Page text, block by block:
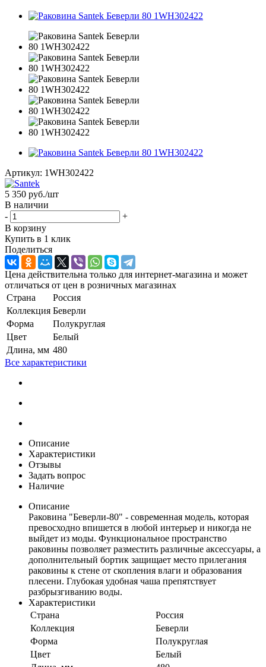
Артикул: 1WH302422
5 350 руб./шт
В наличии
-
+
В корзину
Купить в 1 клик
Поделиться
Цена действительна только для интернет-магазина и может
отличаться от цен в розничных магазинах
Страна
Россия
Коллекция Беверли
Форма
Полукруглая
Цвет
Белый
Длина, мм 480
Все характеристики
Описание
Характеристики
Отзывы
Задать вопрос
Наличие
Описание
Раковина "Беверли-80" - современная модель, которая
превосходно впишется в любой интерьер и никогда не
выйдет из моды. Функциональное пространство
раковины позволяет разместить различные аксессуары, а
дополнительный бортик защищает место прилегания
раковины к стене от скопления влаги и образования
плесени. Глубокая удобная чаша препятствует
разбрызгиванию воды.
Характеристики
Страна
Россия
Коллекция
Беверли
Форма
Полукруглая
Цвет
Белый